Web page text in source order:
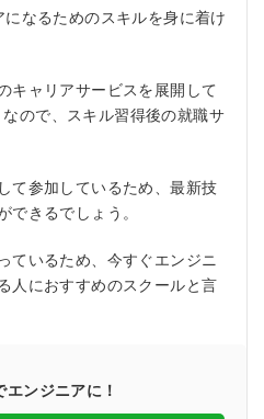
なるためのスキルを身に着け
キャリアサービスを展開して
ので、スキル習得後の就職サ
て参加しているため、最新技
できるでしょう。
ているため、今すぐエンジニ
人におすすめのスクールと言
ンジニアに！